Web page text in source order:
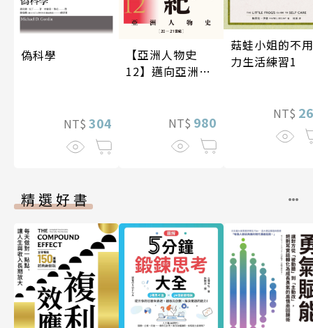
偽科學
NT$ 304
【亞洲人物史
12】邁向亞洲世
NT$ 980
菇蛙小姐的不用
力生活練習1
NT$
精選好書